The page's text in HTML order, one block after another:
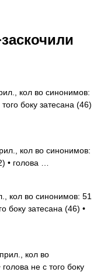
кол во синонимов:
боку затесана (46)
кол во синонимов:
• голова …
кол во синонимов: 51
боку затесана (46) •
кол во
не с того боку